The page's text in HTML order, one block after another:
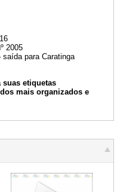
2005
para Caratinga
suas etiquetas
mais organizados e